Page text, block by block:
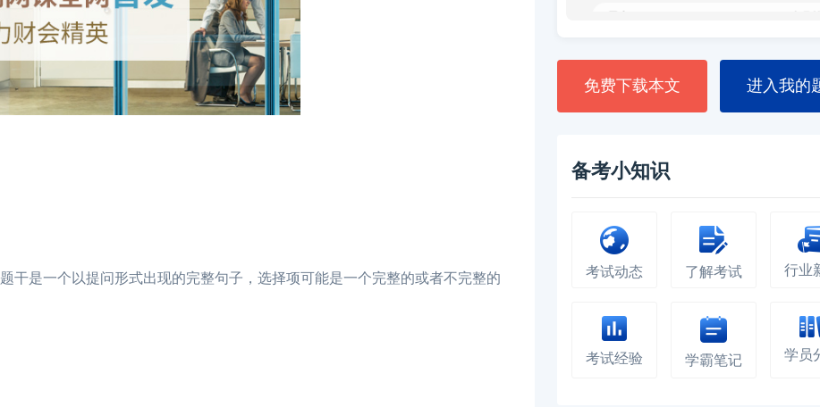
是一个以提问形式出现的完整句子，选择项可能是一个完整的或者不完整的
用户279
免费下载本文 进入我的
备考小知识
考试动态 了解考试 行业
考试经验 学霸笔记 学员